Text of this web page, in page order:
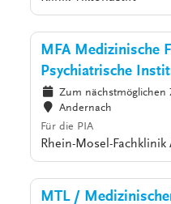
MFA Medizinische
Psychiatrische
Zum nächstmöglichen
Andernach
Für die PIA
Rhein-Mosel-Fachklinik
MTL /